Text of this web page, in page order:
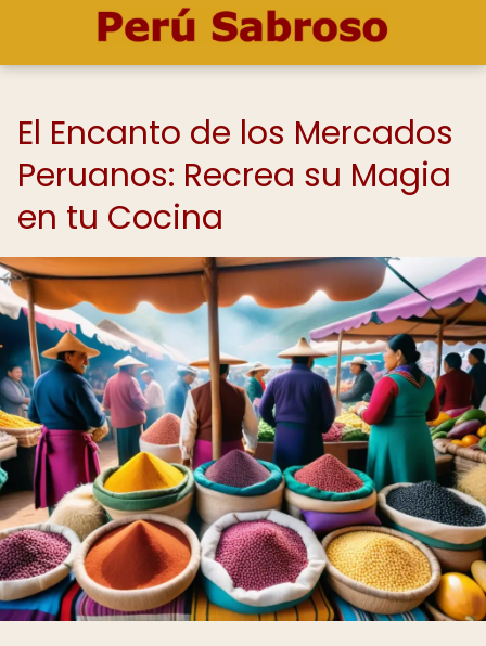
El Encanto de los Mercados
Peruanos: Recrea su Magia
en tu Cocina